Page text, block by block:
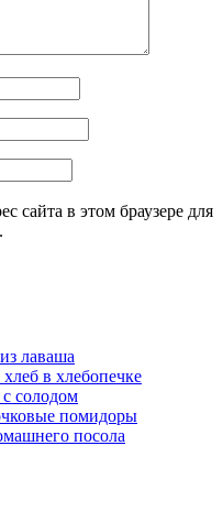
сайта в этом браузере для
лаваша
в хлебопечке
солодом
помидоры
посола